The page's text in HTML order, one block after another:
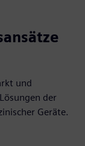
und
der
Geräte.